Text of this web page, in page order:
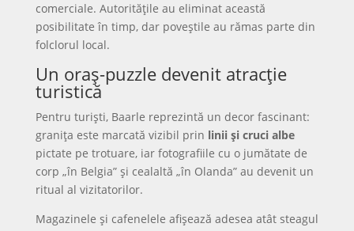
comerciale. Autoritățile au eliminat această
posibilitate în timp, dar poveștile au rămas parte din
folclorul local.
Un oraș-puzzle devenit atracție
turistică
Pentru turiști, Baarle reprezintă un decor fascinant:
granița este marcată vizibil prin linii și cruci albe
pictate pe trotuare, iar fotografiile cu o jumătate de
corp „în Belgia” și cealaltă „în Olanda” au devenit un
ritual al vizitatorilor.
Magazinele și cafenelele afișează adesea atât steagul